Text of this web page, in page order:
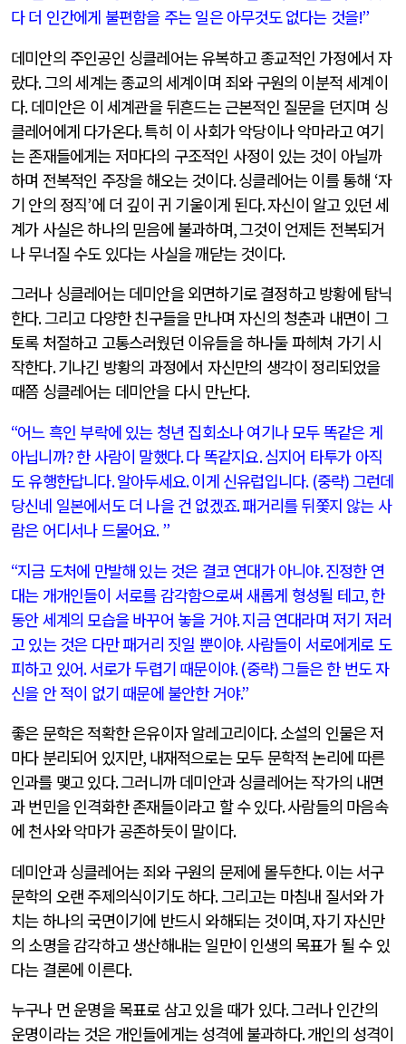
다 더 인간에게 불편함을 주는 일은 아무것도 없다는 것을!”
데미안의 주인공인 싱클레어는 유복하고 종교적인 가정에서 자
랐다.그의 세계는 종교의 세계이며 죄와 구원의 이분적 세계이
다.데미안은 이 세계관을 뒤흔드는 근본적인 질문을 던지며 싱
클레어에게 다가온다.특히 이 사회가 악당이나 악마라고 여기
는 존재들에게는 저마다의 구조적인 사정이 있는 것이 아닐까
하며 전복적인 주장을 해오는 것이다.싱클레어는 이를 통해 ‘자
기 안의 정직’에 더 깊이 귀 기울이게 된다.자신이 알고 있던 세
계가 사실은 하나의 믿음에 불과하며,그것이 언제든 전복되거
나 무너질 수도 있다는 사실을 깨닫는 것이다.
그러나 싱클레어는 데미안을 외면하기로 결정하고 방황에 탐닉
한다.그리고 다양한 친구들을 만나며 자신의 청춘과 내면이 그
토록 처절하고 고통스러웠던 이유들을 하나둘 파헤쳐 가기 시
작한다.기나긴 방황의 과정에서 자신만의 생각이 정리되었을
때쯤 싱클레어는 데미안을 다시 만난다.
“어느 흑인 부락에 있는 청년 집회소나 여기나 모두 똑같은 게
아닙니까?한 사람이 말했다.다 똑같지요.심지어 타투가 아직
도 유행한답니다.알아두세요.이게 신유럽입니다. (중략)그런데
당신네 일본에서도 더 나을 건 없겠죠.패거리를 뒤쫓지 않는 사
람은 어디서나 드물어요. ”
“지금 도처에 만발해 있는 것은 결코 연대가 아니야.진정한 연
대는 개개인들이 서로를 감각함으로써 새롭게 형성될 테고,한
동안 세계의 모습을 바꾸어 놓을 거야.지금 연대라며 저기 저러
고 있는 것은 다만 패거리 짓일 뿐이야.사람들이 서로에게로 도
피하고 있어.서로가 두렵기 때문이야. (중략)그들은 한 번도 자
신을 안 적이 없기 때문에 불안한 거야.”
좋은 문학은 적확한 은유이자 알레고리이다.소설의 인물은 저
마다 분리되어 있지만, 내재적으로는 모두 문학적 논리에 따른
인과를 맺고 있다.그러니까 데미안과 싱클레어는 작가의 내면
과 번민을 인격화한 존재들이라고 할 수 있다.사람들의 마음속
에 천사와 악마가 공존하듯이 말이다.
데미안과 싱클레어는 죄와 구원의 문제에 몰두한다.이는 서구
문학의 오랜 주제의식이기도 하다.그리고는 마침내 질서와 가
치는 하나의 국면이기에 반드시 와해되는 것이며,자기 자신만
의 소명을 감각하고 생산해내는 일만이 인생의 목표가 될 수 있
다는 결론에 이른다.
누구나 먼 운명을 목표로 삼고 있을 때가 있다.그러나 인간의
운명이라는 것은 개인들에게는 성격에 불과하다.개인의 성격이